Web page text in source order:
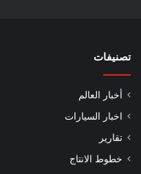
تصنيفات
أخبار العالم
اخبار السيارات
تقارير
خطوط الانتاج